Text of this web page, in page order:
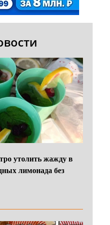
утолить жажду в
лимонада без